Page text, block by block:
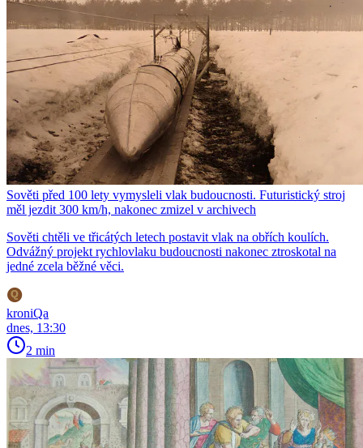
Sověti před 100 lety vymysleli vlak budoucnosti. Futuristický stroj
měl jezdit 300 km/h, nakonec zmizel v archivech
Sověti chtěli ve třicátých letech postavit vlak na obřích koulích.
Odvážný projekt rychlovlaku budoucnosti nakonec ztroskotal na
jedné zcela běžné věci.
kroniQa
dnes, 13:30
2 min